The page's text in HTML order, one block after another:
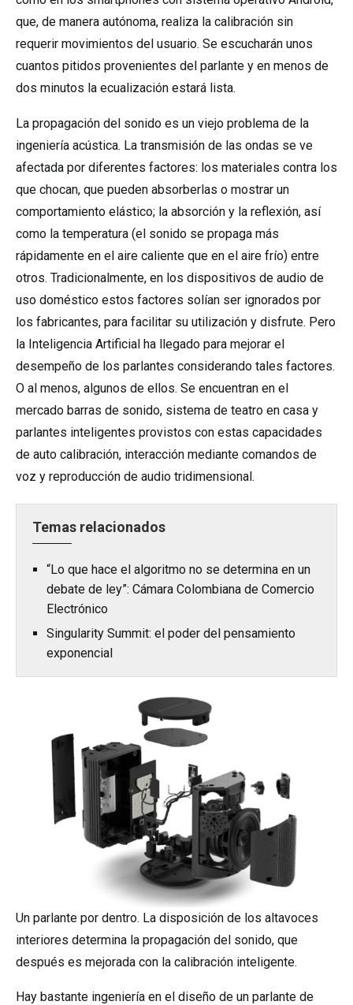
que, de manera autónoma, realiza la calibración sin
requerir movimientos del usuario. Se escucharán unos
cuantos pitidos provenientes del parlante y en menos de
dos minutos la ecualización estará lista.
La propagación del sonido es un viejo problema de la
ingeniería acústica. La transmisión de las ondas se ve
afectada por diferentes factores: los materiales contra los
que chocan, que pueden absorberlas o mostrar un
comportamiento elástico; la absorción y la reflexión, así
como la temperatura (el sonido se propaga más
rápidamente en el aire caliente que en el aire frío) entre
otros. Tradicionalmente, en los dispositivos de audio de
uso doméstico estos factores solían ser ignorados por
los fabricantes, para facilitar su utilización y disfrute. Pero
la Inteligencia Artificial ha llegado para mejorar el
desempeño de los parlantes considerando tales factores.
O al menos, algunos de ellos. Se encuentran en el
mercado barras de sonido, sistema de teatro en casa y
parlantes inteligentes provistos con estas capacidades
de auto calibración, interacción mediante comandos de
voz y reproducción de audio tridimensional.
Temas relacionados
“Lo que hace el algoritmo no se determina en un
debate de ley”: Cámara Colombiana de Comercio
Electrónico
Singularity Summit: el poder del pensamiento
exponencial
Un parlante por dentro. La disposición de los altavoces
interiores determina la propagación del sonido, que
después es mejorada con la calibración inteligente.
Hay bastante ingeniería en el diseño de un parlante de